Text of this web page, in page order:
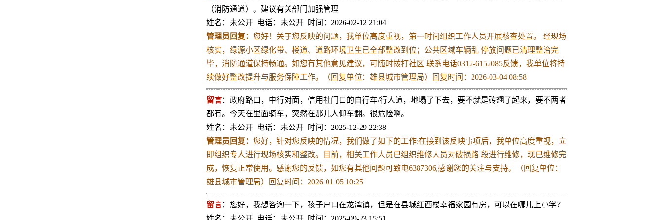
（消防通道）。建议有关部门加强管理
姓名：未公开 电话：未公开 时间：2026-02-12 21:04
管理员回复： 您好！关于您反映的问题，我单位高度重视，第一时间组织工作人员开展核查处置。 经现场
核实，绿源小区绿化带、楼道、道路环境卫生已全部整改到位；公共区域车辆乱 停放问题已清理整治完
毕，消防通道保持畅通。如您有其他意见建议，可随时拨打社区 联系电话0312-6152085反馈，我单位将持
续做好整改提升与服务保障工作。（回复单位：雄县城市管理局）回复时间：2026-03-04 08:58
留言：政府路口，中行对面，信用社门口的自行车/行人道，地塌了下去，要不就是砖翘了起来，要不两者
都有。今天在里面骑车，突然在那儿人仰车翻。很危险啊。
姓名：未公开 电话：未公开 时间：2025-12-29 22:38
管理员回复： 您好，针对您反映的情况，我们做了如下的工作:在接到该反映事项后，我单位高度重视，立
即组织专人进行现场核实和整改。目前，相关工作人员已组织维修人员对破损路 段进行维修，现已维修完
成，恢复正常使用。感谢您的反馈，如您有其他问题可致电6387306,感谢您的关注与支持。（回复单位：
雄县城市管理局）回复时间：2026-01-05 10:25
留言：您好，我想咨询一下，孩子户口在龙湾镇，但是在县城红西楼幸福家园有房，可以在哪儿上小学？
姓名：未公开 电话：未公开 时间：2025-09-23 15:51